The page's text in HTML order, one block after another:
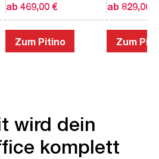
ab 469,00 €
Zum Pitino
ab 829,00 €
Zum
wird dein
komplett